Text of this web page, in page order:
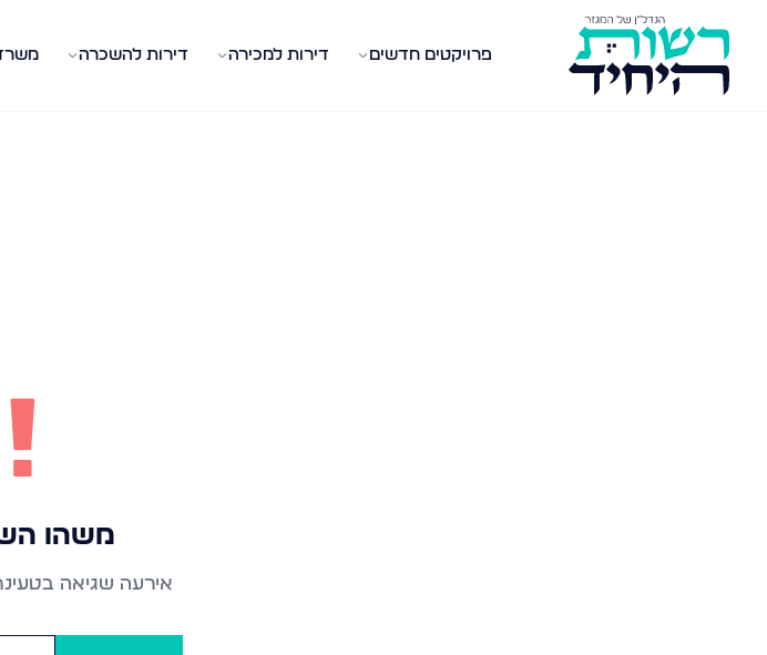
פרויקטים חדשים דירות למכירה דירות להשכרה
!
משהו
אירעה שגיאה